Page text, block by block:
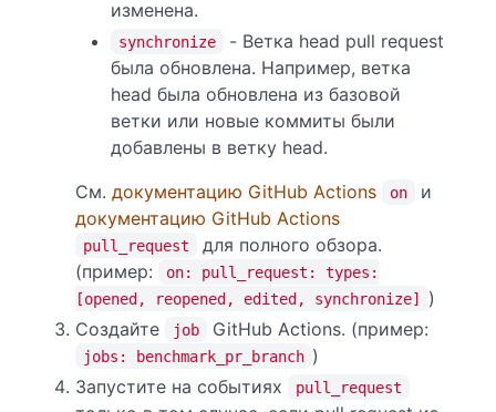
изменена.
synchronize
- Ветка head pull request
была обновлена. Например, ветка
head была обновлена из базовой
ветки или новые коммиты были
добавлены в ветку head.
См. документацию GitHub Actions on
и
документацию GitHub Actions
pull_request
для полного обзора.
(пример:
on: pull_request: types:
[opened, reopened, edited, synchronize]
)
Создайте
job GitHub Actions. (пример:
jobs: benchmark_pr_branch )
Запустите на событиях
pull_request